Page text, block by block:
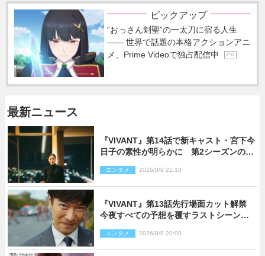
ピックアップ
“おっさん剣聖”の一太刀に宿る人生
―― 世界で話題の本格アクションアニ
メ、Prime Videoで独占配信中
P R
最新ニュース
『VIVANT』第14話で新キャスト・宮下今
日子の素性が明らかに 第2シーズンのキ
エンタメ 2026/8/9 22:10
『VIVANT』第13話先行場面カット解禁
今夜すべての予想を覆すラストシーン
エンタメ 2026/8/9 20:00